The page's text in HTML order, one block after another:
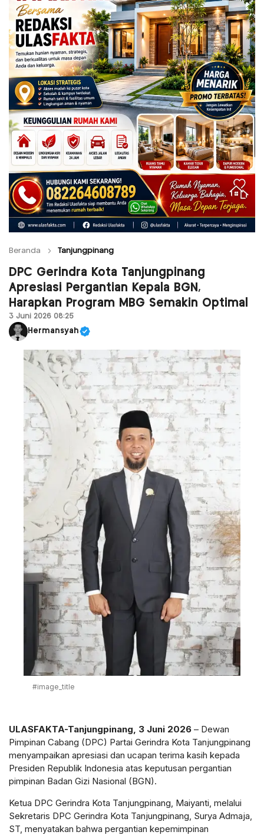
Beranda Tanjungpinang
DPC Gerindra Kota Tanjungpinang
Apresiasi Pergantian Kepala BGN,
Harapkan Program MBG Semakin Optimal
3 Juni 2026 08:25
Hermansyah
#image_title
ULASFAKTA-Tanjungpinang, 3 Juni 2026 – Dewan
Pimpinan Cabang (DPC) Partai Gerindra Kota Tanjungpinang
menyampaikan apresiasi dan ucapan terima kasih kepada
Presiden Republik Indonesia atas keputusan pergantian
pimpinan Badan Gizi Nasional (BGN).
Ketua DPC Gerindra Kota Tanjungpinang, Maiyanti, melalui
Sekretaris DPC Gerindra Kota Tanjungpinang, Surya Admaja,
ST, menyatakan bahwa pergantian kepemimpinan